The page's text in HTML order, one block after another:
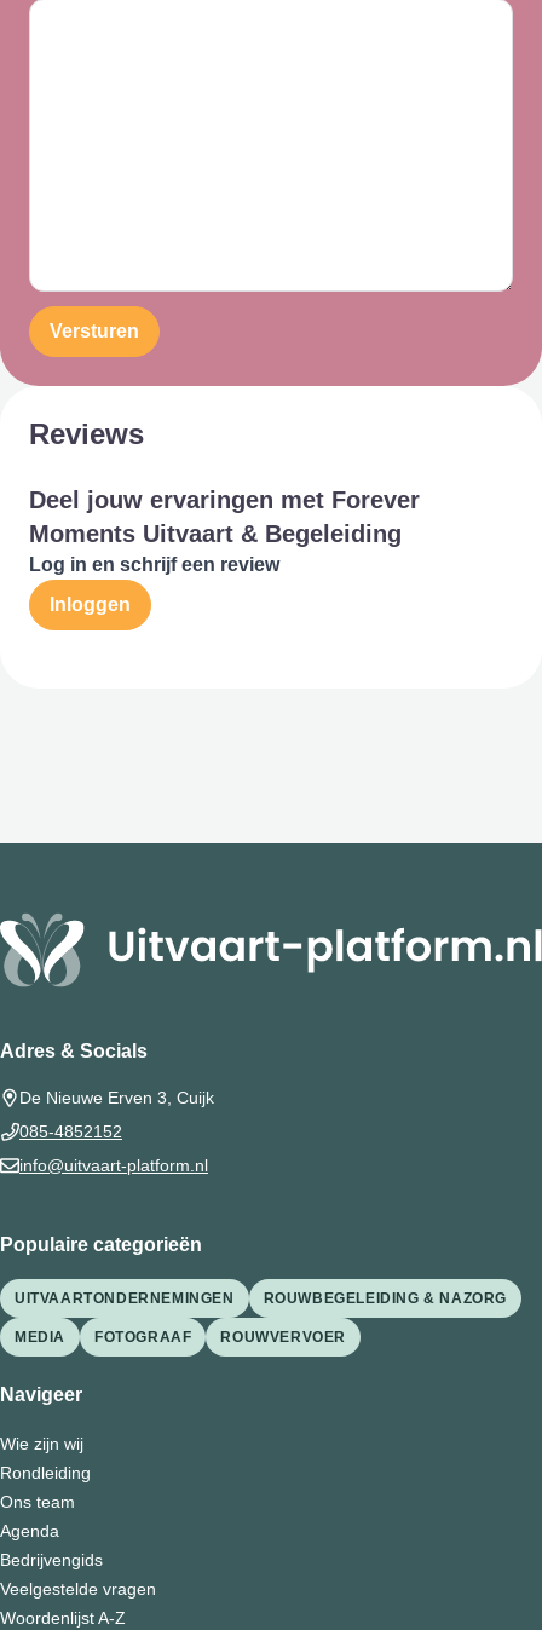
Versturen
Reviews
Deel jouw ervaringen met Forever
Moments Uitvaart & Begeleiding
Log in en schrijf een review
Inloggen
Adres & Socials
De Nieuwe Erven 3, Cuijk
085-4852152
info@uitvaart-platform.nl
Populaire categorieën
UITVAARTONDERNEMINGEN ROUWBEGELEIDING & NAZORG
MEDIA FOTOGRAAF ROUWVERVOER
Navigeer
Wie zijn wij
Rondleiding
Ons team
Agenda
Bedrijvengids
Veelgestelde vragen
Woordenlijst A-Z